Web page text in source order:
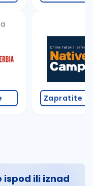
Zapratite
ispod ili iznad